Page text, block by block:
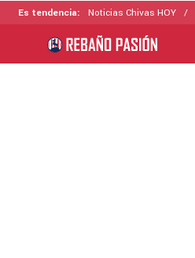
Es tendencia: Noticias Chivas HOY